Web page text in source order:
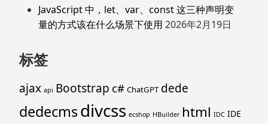
JavaScript 中，let、var、const 这三种声明变
量的方式该在什么场景下使用 2026年2月19日
标签
ajax api Bootstrap c# ChatGPT dede
dedecmsdivcss ecshop HBuilder html IDC IDE